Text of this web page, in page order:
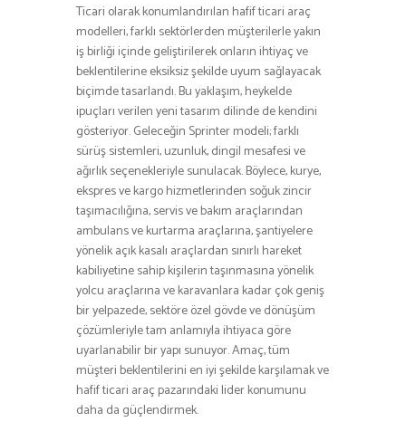
Ticari olarak konumlandırılan hafif ticari araç
modelleri, farklı sektörlerden müşterilerle yakın
iş birliği içinde geliştirilerek onların ihtiyaç ve
beklentilerine eksiksiz şekilde uyum sağlayacak
biçimde tasarlandı. Bu yaklaşım, heykelde
ipuçları verilen yeni tasarım dilinde de kendini
gösteriyor. Geleceğin Sprinter modeli; farklı
sürüş sistemleri, uzunluk, dingil mesafesi ve
ağırlık seçenekleriyle sunulacak. Böylece, kurye,
ekspres ve kargo hizmetlerinden soğuk zincir
taşımacılığına, servis ve bakım araçlarından
ambulans ve kurtarma araçlarına, şantiyelere
yönelik açık kasalı araçlardan sınırlı hareket
kabiliyetine sahip kişilerin taşınmasına yönelik
yolcu araçlarına ve karavanlara kadar çok geniş
bir yelpazede, sektöre özel gövde ve dönüşüm
çözümleriyle tam anlamıyla ihtiyaca göre
uyarlanabilir bir yapı sunuyor. Amaç, tüm
müşteri beklentilerini en iyi şekilde karşılamak ve
hafif ticari araç pazarındaki lider konumunu
daha da güçlendirmek.